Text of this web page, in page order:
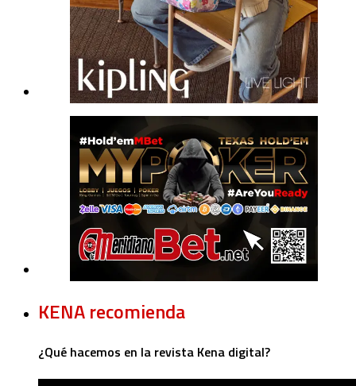
KENA recomienda
¿Qué hacemos en la revista Kena digital?